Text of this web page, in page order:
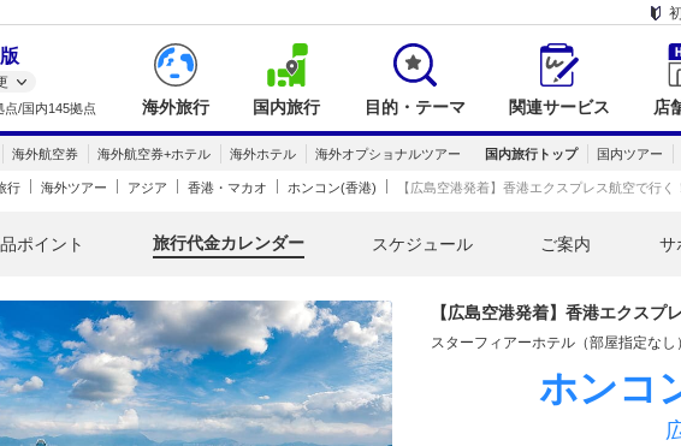
点/国内145拠点
海外旅行 国内旅行 目的・テーマ 関連サービス 店
海外航空券 海外航空券+ホテル 海外ホテル 海外オプショナルツアー 国内旅行トップ 国内ツアー
行 海外ツアー アジア 香港・マカオ ホンコン(香港) 【広島空港発着】香港エクスプレス航空で行
ポイント 旅行代金カレンダー スケジュール ご案内 サ
【広島空港発着】香港エクスプ
スターフィアーホテル（部屋指定な
ホンコ